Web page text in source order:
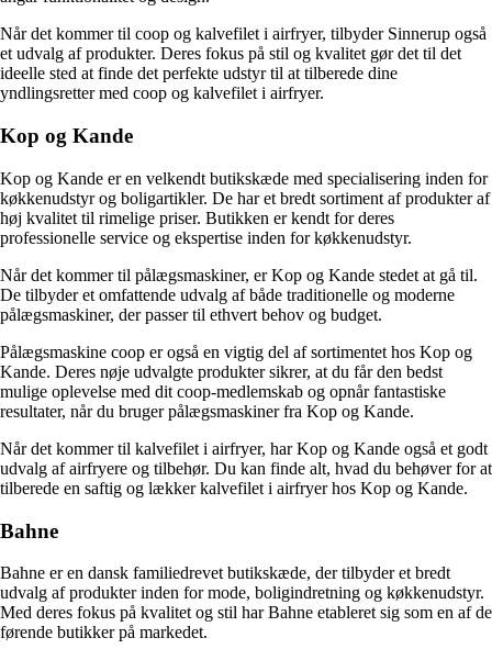
Når det kommer til coop og kalvefilet i airfryer, tilbyder Sinnerup også
et udvalg af produkter. Deres fokus på stil og kvalitet gør det til det
ideelle sted at finde det perfekte udstyr til at tilberede dine
yndlingsretter med coop og kalvefilet i airfryer.
Kop og Kande
Kop og Kande er en velkendt butikskæde med specialisering inden for
køkkenudstyr og boligartikler. De har et bredt sortiment af produkter af
høj kvalitet til rimelige priser. Butikken er kendt for deres
professionelle service og ekspertise inden for køkkenudstyr.
Når det kommer til pålægsmaskiner, er Kop og Kande stedet at gå til.
De tilbyder et omfattende udvalg af både traditionelle og moderne
pålægsmaskiner, der passer til ethvert behov og budget.
Pålægsmaskine coop er også en vigtig del af sortimentet hos Kop og
Kande. Deres nøje udvalgte produkter sikrer, at du får den bedst
mulige oplevelse med dit coop-medlemskab og opnår fantastiske
resultater, når du bruger pålægsmaskiner fra Kop og Kande.
Når det kommer til kalvefilet i airfryer, har Kop og Kande også et godt
udvalg af airfryere og tilbehør. Du kan finde alt, hvad du behøver for at
tilberede en saftig og lækker kalvefilet i airfryer hos Kop og Kande.
Bahne
Bahne er en dansk familiedrevet butikskæde, der tilbyder et bredt
udvalg af produkter inden for mode, boligindretning og køkkenudstyr.
Med deres fokus på kvalitet og stil har Bahne etableret sig som en af de
førende butikker på markedet.